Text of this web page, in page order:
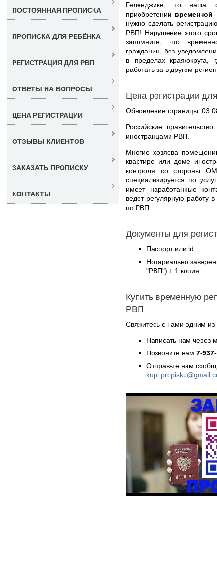
Геленджике, то наша
приобретении временной
нужно сделать
РВП! Нарушение этого
запомните, что
гражданин, без
в пределах края/
работать за в другом
Цена регистрации
Обновление страницы:
Российские
иностранцами РВП.
Многие хозяева
квартире или доме
контроля со стороны
специализируется по
имеет наработанные
ведет регулярную работу
по РВП.
Документы для
Паспорт или id
Нотариально
"РВП") + 1 копия
Купить временную
РВП
Свяжитесь с нами одним
Написать нам через
Позвоните нам 7-
Отправьте нам
ПОСТОЯННАЯ ПРОПИСКА
ПРОПИСКА ДЛЯ РЕБЁНКА
РЕГИСТРАЦИЯ ДЛЯ РВП
ОТВЕТЫ НА ВОПРОСЫ
ЦЕНА РЕГИСТРАЦИИ
ОТЗЫВЫ КЛИЕНТОВ
ЗАКАЗАТЬ ПРОПИСКУ
КОНТАКТЫ